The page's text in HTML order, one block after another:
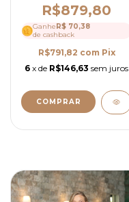
Jaqueta Ajustável e
Calça Reta Elegante -
Ref 4240
R$879,80
GanheR$ 70,38
de cashback
R$791,82 com Pix
6 x de R$146,63 sem juros
COMPRAR